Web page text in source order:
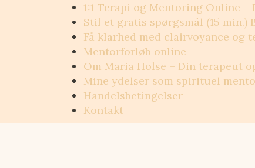
1:1 Terapi og Mentoring Online –
Stil et gratis spørgsmål (15 min.)
Få klarhed med clairvoyance og
Mentorforløb online
Om Maria Holse – Din terapeut
Mine ydelser som spirituel
Handelsbetingelser
Kontakt